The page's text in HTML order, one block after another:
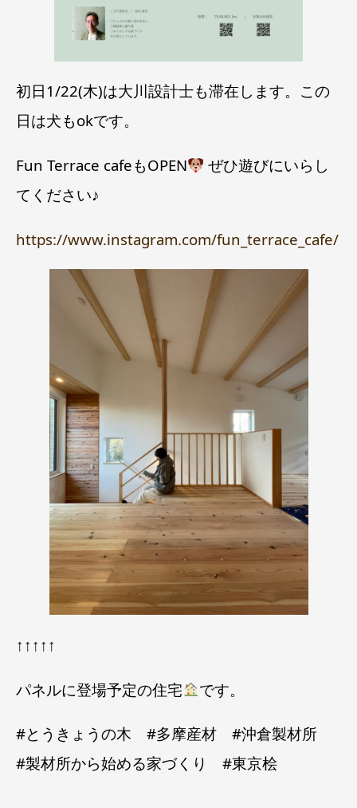
初日1/22(木)は大川設計士も滞在します。この
日は犬もokです。
Fun Terrace cafeもOPEN
ぜひ遊びにいらし
てください♪
https://www.instagram.com/fun_terrace_cafe/
↑↑↑↑↑
パネルに登場予定の住宅 です。
#とうきょうの木 #多摩産材 #沖倉製材所
#製材所から始める家づくり #東京桧